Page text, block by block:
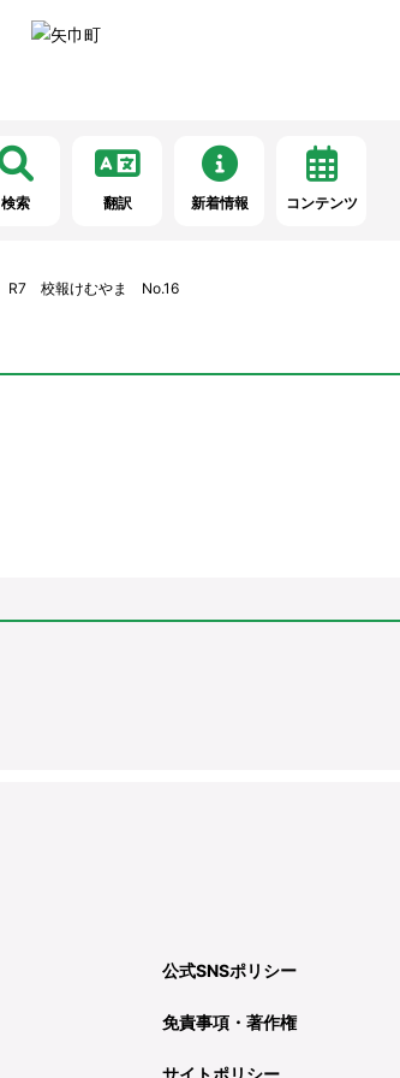
検索 翻訳 新着情報 コンテンツ
R7 校報けむやま No.16
公式SNSポリシー
免責事項・著作権
サイトポリシー